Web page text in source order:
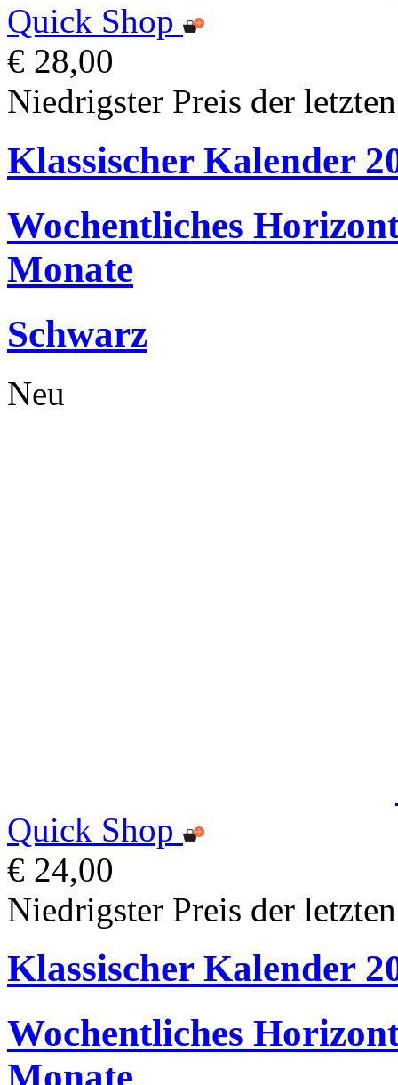
Quick Shop
€ 28,00
Niedrigster Preis der
Klassischer Kalender
Wochentliches
Monate
Schwarz
Neu
Quick Shop
€ 24,00
Niedrigster Preis der
Klassischer Kalender
Wochentliches